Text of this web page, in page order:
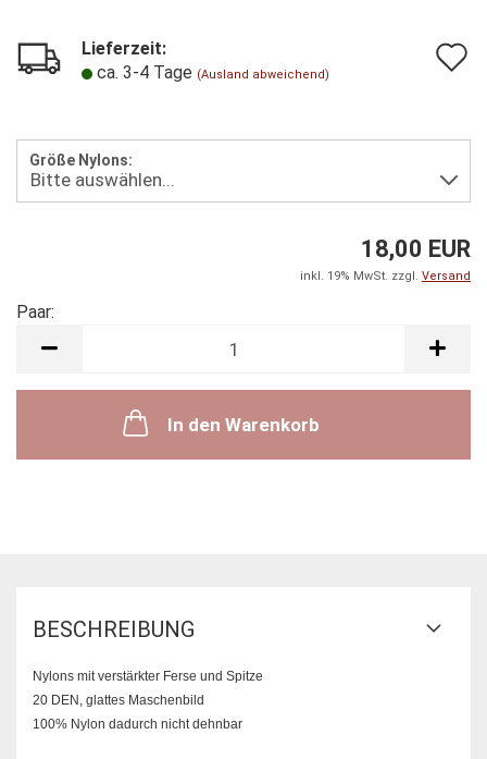
Lieferzeit:
ca. 3-4 Tage (Ausland abweichend)
Größe Nylons:
18,00 EUR
inkl. 19% MwSt. zzgl. Versand
Paar:
In den Warenkorb
BESCHREIBUNG
Nylons mit verstärkter Ferse und Spitze
20 DEN, glattes Maschenbild
100% Nylon dadurch nicht dehnbar